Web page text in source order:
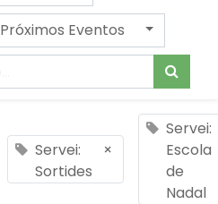
Próximos Eventos
Servei:
Sortides
×
Servei:
Escola
de
Nadal